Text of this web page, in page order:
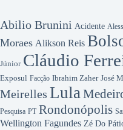
Abilio Brunini Acidente
Moraes Alikson Reis
Júnior Cláudio
Exposul Facção Ibrahim Zaher José
Meirelles Lula
Pesquisa PT Rondonópolis
Wellington Fagundes Zé Do